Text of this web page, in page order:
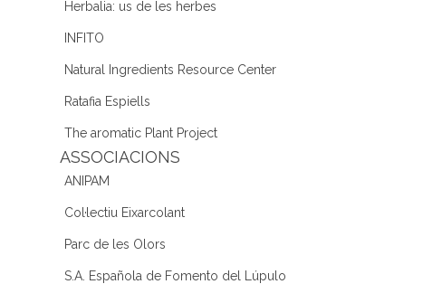
Herbalia: us de les herbes
INFITO
Natural Ingredients Resource Center
Ratafia Espiells
The aromatic Plant Project
ASSOCIACIONS
ANIPAM
Col·lectiu Eixarcolant
Parc de les Olors
S.A. Española de Fomento del Lúpulo